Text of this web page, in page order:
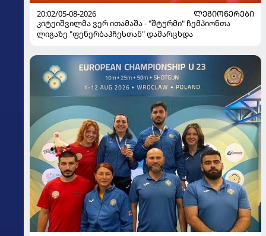
20:02/05-08-2026
ᲚᲔᲒᲘᲝᲜᲔᲠᲔᲑᲘ
კიტეიშვილმა ვერ ითამაშა - "შტურმი" ჩემპიონთა
ლიგაზე "ფენერბაჰჩესთან" დამარცხდა